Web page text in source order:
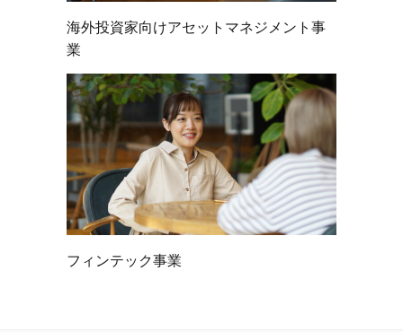
海外投資家向けアセットマネジメント事
業
フィンテック事業